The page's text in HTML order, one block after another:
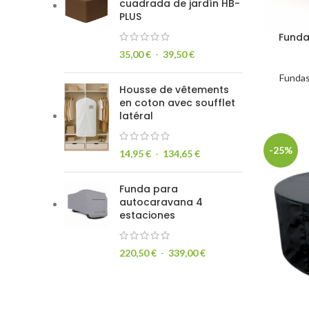
cuadrada de jardín HB-
PLUS
35,00€ - 39,50€
Housse de vêtements
en coton avec soufflet
latéral
14,95€ - 134,65€
Funda para
autocaravana 4
estaciones
220,50€ - 339,00€
-25%